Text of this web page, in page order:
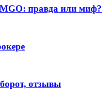
правда или миф?
отзывы